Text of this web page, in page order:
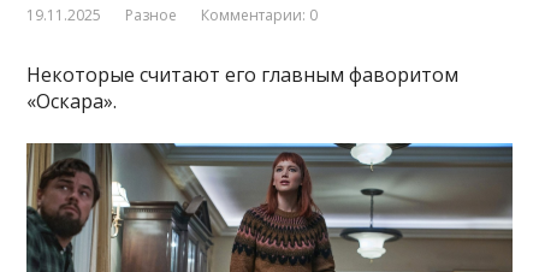
19.11.2025 Разное Комментарии: 0
Некоторые считают его главным фаворитом
«Оскара».